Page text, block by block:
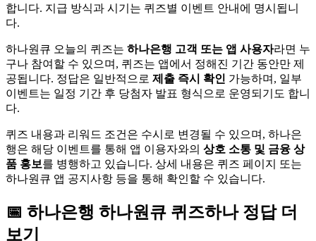
합니다. 지급 방식과 시기는 퀴즈별 이벤트 안내에 명시됩니
다.
하나원큐 오늘의 퀴즈는 하나은행 고객 또는 앱 사용자라면 누
구나 참여할 수 있으며, 퀴즈는 앱에서 정해진 기간 동안만 제
공됩니다. 정답은 일반적으로 제출 즉시 확인 가능하며, 일부
이벤트는 일정 기간 후 당첨자 발표 형식으로 운영되기도 합니
다.
퀴즈 내용과 리워드 조건은 수시로 변경될 수 있으며, 하나은
행은 해당 이벤트를 통해 앱 이용자와의 상호 소통 및 금융 상
품 홍보를 병행하고 있습니다. 상세 내용은 퀴즈 페이지 또는
하나원큐 앱 공지사항 등을 통해 확인할 수 있습니다.
📅 하나은행 하나원큐 퀴즈하나정답 더
보기